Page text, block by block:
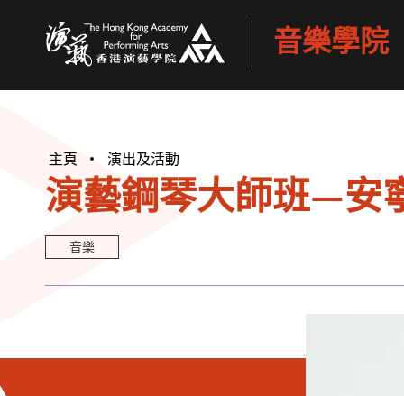
音樂學院
主頁 演出及活動
演藝鋼琴大師班—安
音樂